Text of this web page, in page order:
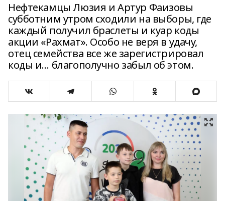
Нефтекамцы Люзия и Артур Фаизовы
субботним утром сходили на выборы, где
каждый получил браслеты и куар коды
акции «Рахмат». Особо не веря в удачу,
отец семейства все же зарегистрировал
коды и… благополучно забыл об этом.